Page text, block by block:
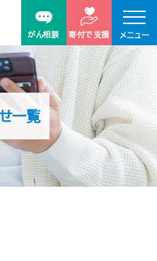
がん相談 寄付で支援 メニュー
一覧